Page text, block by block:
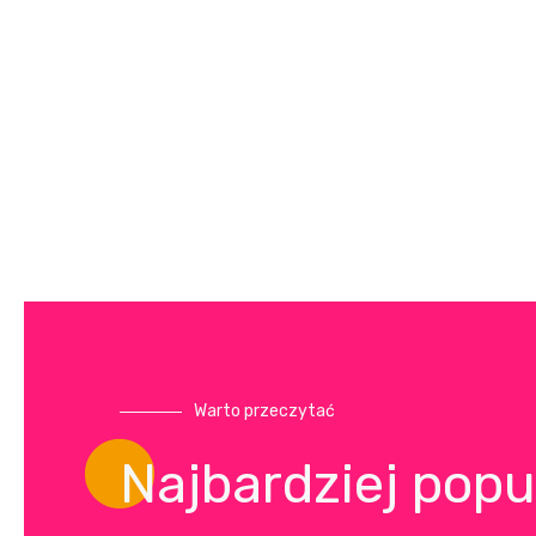
Warto przeczytać
Najbardziej